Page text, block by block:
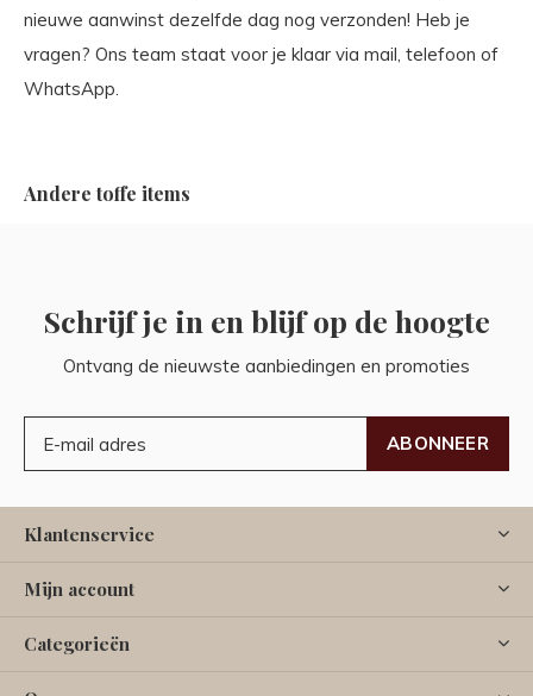
nieuwe aanwinst dezelfde dag nog verzonden! Heb je
vragen? Ons team staat voor je klaar via mail, telefoon of
WhatsApp.
Andere toffe items
Schrijf je in en blijf op de hoogte
Ontvang de nieuwste aanbiedingen en promoties
ABONNEER
Klantenservice
Mijn account
Categorieën